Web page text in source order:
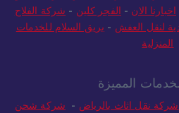
اخبارنا الان - الفجر كلين - شركة الفلاح
لنقل العفش - بريق السلام للخدمات
المنزلية
المميزة
شركة نقل اثاث بالرياض - شركة شحن